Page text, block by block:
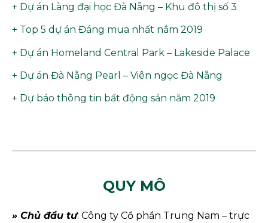
+ Dự án Làng đại học Đà Nẵng – Khu đô thị số 3
+ Top 5 dự án Đáng mua nhất nắm 2019
+ Dự án Homeland Central Park – Lakeside Palace
+ Dự án Đà Nẵng Pearl – Viên ngọc Đà Nẵng
+ Dự báo thông tin bất động sản năm 2019
QUY MÔ
» Chủ đầu tư: Công ty Cổ phần Trung Nam – trực